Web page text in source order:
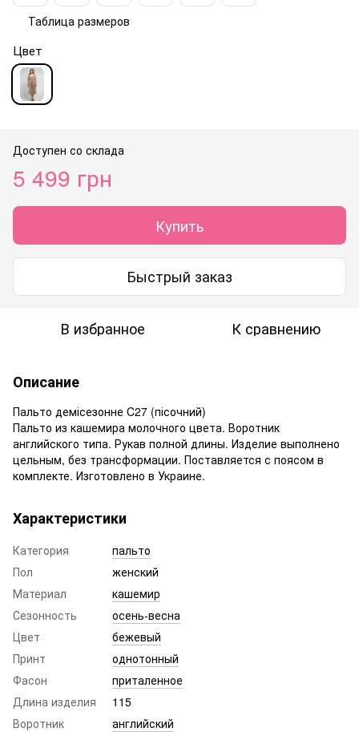
Таблица размеров
Цвет
Доступен со склада
5 499 грн
Купить
Быстрый заказ
В избранное К сравнению
Описание
Пальто демісезонне C27 (пісочний)
Пальто из кашемира молочного цвета. Воротник
английского типа. Рукав полной длины. Изделие выполнено
цельным, без трансформации. Поставляется с поясом в
комплекте. Изготовлено в Украине.
Характеристики
Категория
пальто
Пол
женский
Материал
кашемир
Сезонность
осень-весна
Цвет
бежевый
Принт
однотонный
Фасон
приталенное
Длина изделия
115
Воротник
английский